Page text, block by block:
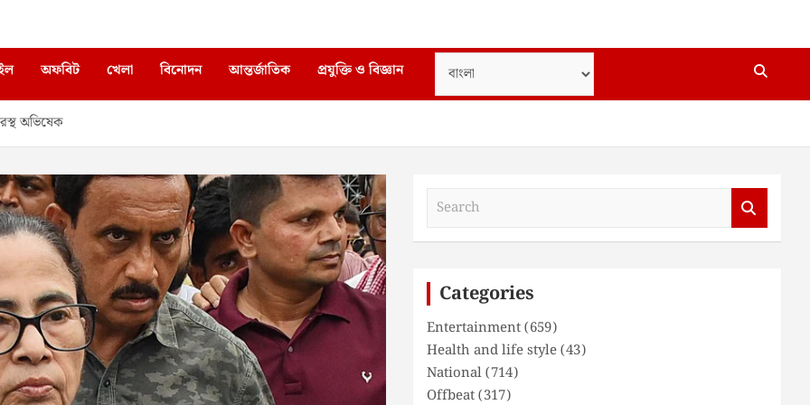
অফবিট খেলা বিনোদন আন্তর্জাতিক প্রযুক্তি ও বিজ্ঞান
অভিষেক
Categories
Entertainment(659)
Health and life style(43)
National(714)
Offbeat(317)